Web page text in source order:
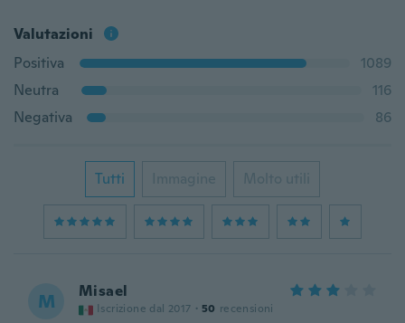
Valutazioni
Positiva
1089
Neutra
116
Negativa
86
Tutti Immagine Molto utili
M Misael
Iscrizione dal 2017 · 50 recensioni